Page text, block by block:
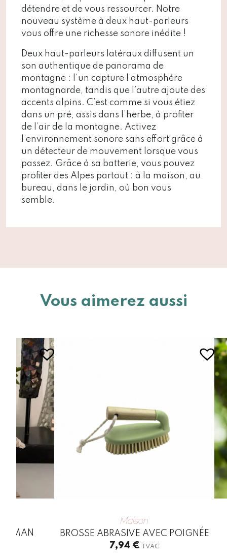
détendre et de vous ressourcer. Notre
nouveau système à deux haut-parleurs
vous offre une richesse sonore inédite !
Deux haut-parleurs latéraux diffusent un
son authentique de panorama de
montagne : l’un capture l’atmosphère
montagnarde, tandis que l’autre ajoute des
accents alpins. C’est comme si vous étiez
dans un pré, assis dans l’herbe, à profiter
de l’air de la montagne. Activez
l’environnement sonore sans effort grâce à
un détecteur de mouvement lorsque vous
passez. Grâce à sa batterie, vous pouvez
profiter des Alpes partout : à la maison, au
bureau, dans le jardin, où bon vous
semble.
Vous aimerez aussi
Maison
BROSSE ABRASIVE AVEC POIGNÉE
7,94 € TVAC